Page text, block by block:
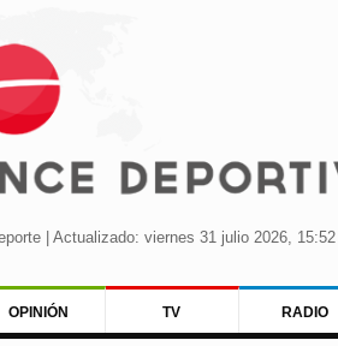
| Actualizado: viernes 31 julio 2026, 15:52
OPINIÓN TV RADIO